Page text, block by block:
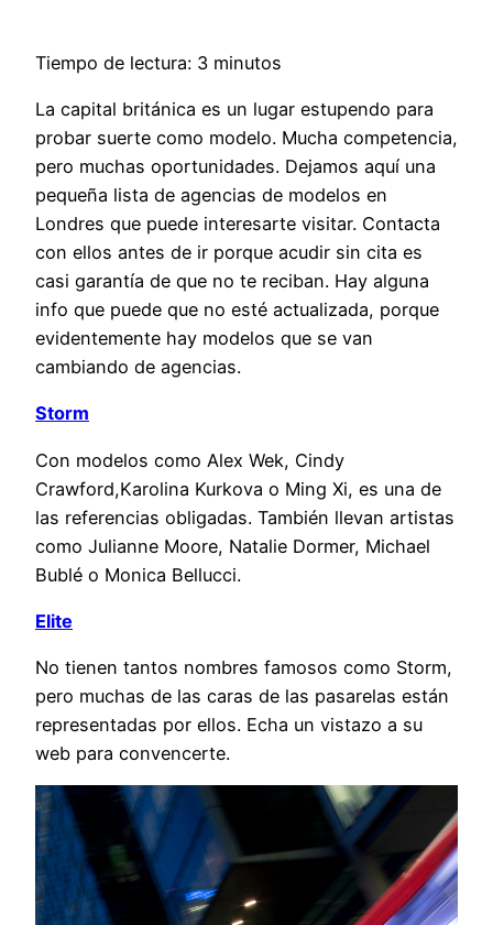
Tiempo de lectura: 3 minutos
La capital británica es un lugar estupendo para
probar suerte como modelo. Mucha competencia,
pero muchas oportunidades. Dejamos aquí una
pequeña lista de agencias de modelos en
Londres que puede interesarte visitar. Contacta
con ellos antes de ir porque acudir sin cita es
casi garantía de que no te reciban. Hay alguna
info que puede que no esté actualizada, porque
evidentemente hay modelos que se van
cambiando de agencias.
Storm
Con modelos como Alex Wek, Cindy
Crawford,Karolina Kurkova o Ming Xi, es una de
las referencias obligadas. También llevan artistas
como Julianne Moore, Natalie Dormer, Michael
Bublé o Monica Bellucci.
Elite
No tienen tantos nombres famosos como Storm,
pero muchas de las caras de las pasarelas están
representadas por ellos. Echa un vistazo a su
web para convencerte.